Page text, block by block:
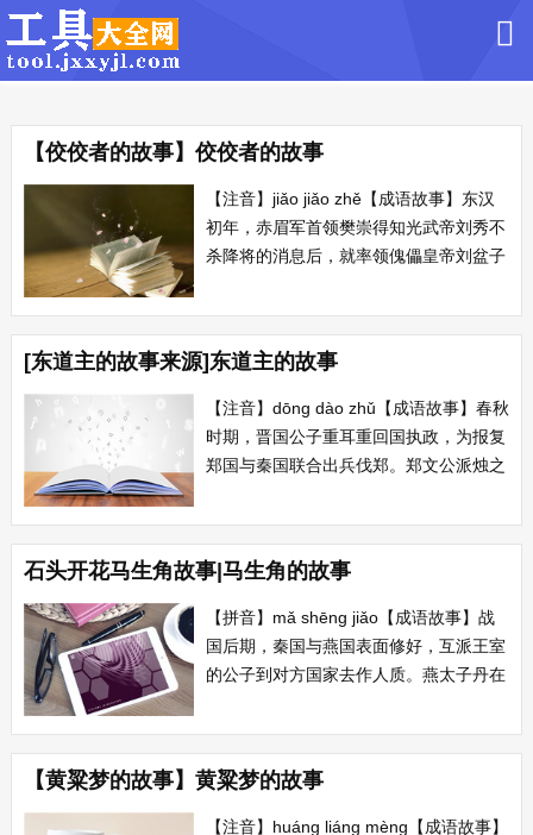
【佼佼者的故事】佼佼者的故事
【注音】jiǎo jiǎo zhě【成语故事】东汉
初年，赤眉军首领樊崇得知光武帝刘秀不
杀降将的消息后，就率领傀儡皇帝刘盆子
待他们，赏给他们饭菜吃，问他们是否真
心投降，徐宣等表示真心归顺，刘秀认为
他们是铁中之钢、人中佼佼者。 【出
处】卿所谓铁中铮铮，佣中佼佼者。...
[东道主的故事来源]东道主的故事
【注音】dōng dào zhǔ【成语故事】春秋
时期，晋国公子重耳重回国执政，为报复
郑国与秦国联合出兵伐郑。郑文公派烛之
连，让郑国作为秦国的东道主去对付晋
国，牵制晋国对秦国有好处。秦穆公认为
有道理就立即撤军。 【典故】若舍郑以
为东道主，行李之往来，共...
石头开花马生角故事|马生角的故事
【拼音】mǎ shēng jiǎo【成语故事】战
国后期，秦国与燕国表面修好，互派王室
的公子到对方国家去作人质。燕太子丹在
视。太子丹向秦王请求允许他回燕国，秦
王说除非马生角乌鸦白头才成。太子丹逃
回燕国，派荆轲去刺杀秦王。 【出处】
燕太子丹质于秦，秦王遇之无礼，不得...
【黄粱梦的故事】黄粱梦的故事
【注音】huáng liáng mèng【成语故事】